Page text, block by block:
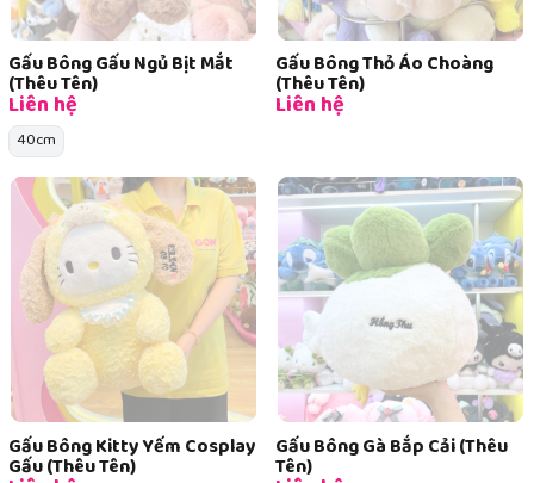
Gấu Bông Gấu Ngủ Bịt Mắt
(Thêu Tên)
Liên hệ
40cm
Gấu Bông Thỏ Áo Choàng
(Thêu Tên)
Liên hệ
Gấu Bông Kitty Yếm Cosplay
Gấu (Thêu Tên)
Gấu Bông Gà Bắp Cải (Thêu
Tên)